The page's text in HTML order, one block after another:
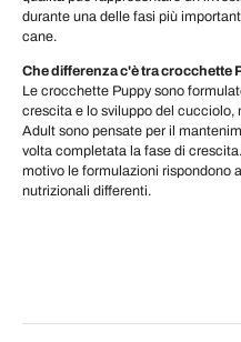
durante una delle fasi più
cane.
Che differenza c'è tra crocchette
Le crocchette Puppy sono
crescita e lo sviluppo del cucciolo,
Adult sono pensate per il
volta completata la fase di
motivo le formulazioni rispondono
nutrizionali differenti.